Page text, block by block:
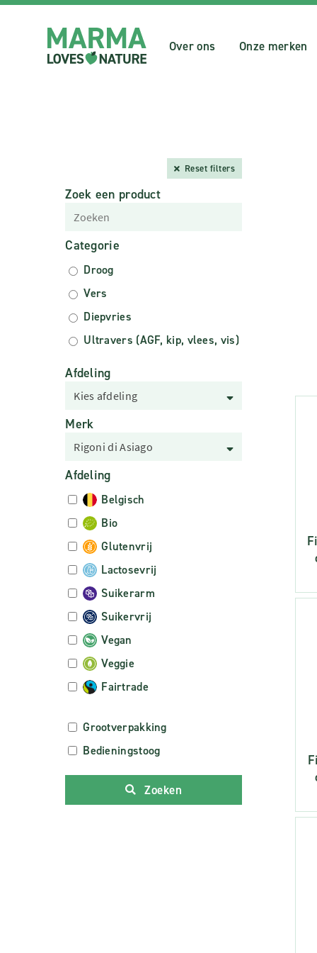
Over ons Onze merken
Reset filters
Zoek een product
Categorie
Droog
Vers
Diepvries
Ultravers (AGF, kip, vlees, vis)
Afdeling
Kies afdeling
Merk
Rigoni di Asiago
Afdeling
Belgisch
Bio
Glutenvrij
Lactosevrij
Suikerarm
Suikervrij
Vegan
Veggie
Fairtrade
Grootverpakking
Bedieningstoog
Zoeken